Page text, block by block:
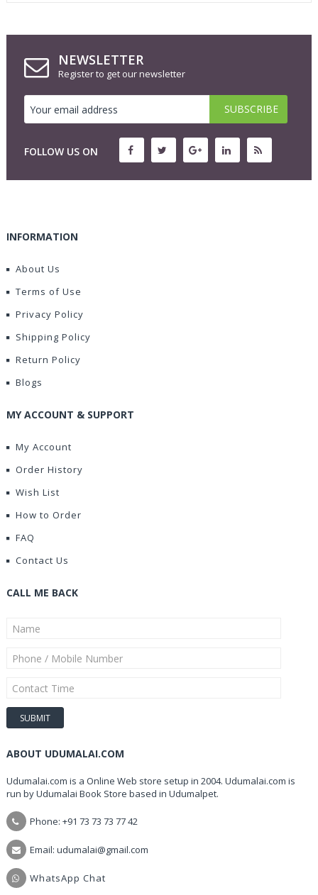
NEWSLETTER
Register to get our newsletter
FOLLOW US ON
INFORMATION
About Us
Terms of Use
Privacy Policy
Shipping Policy
Return Policy
Blogs
MY ACCOUNT & SUPPORT
My Account
Order History
Wish List
How to Order
FAQ
Contact Us
CALL ME BACK
ABOUT UDUMALAI.COM
Udumalai.com is a Online Web store setup in 2004. Udumalai.com is
run by Udumalai Book Store based in Udumalpet.
Phone: +91 73 73 73 77 42
Email: udumalai@gmail.com
WhatsApp Chat